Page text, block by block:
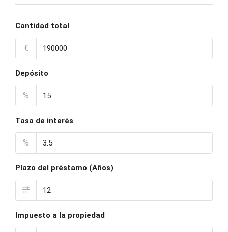
Cantidad total
€
Depósito
%
Tasa de interés
%
Plazo del préstamo (Años)
Impuesto a la propiedad